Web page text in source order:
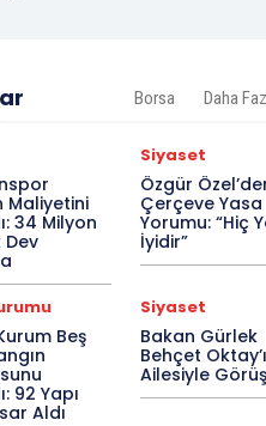
Borsa Daha
Maliyetini
34 Milyon
Siyaset
Özgür
Çerçeve Yasa
Yorumu: “Hiç
İyidir”
Beş
92 Yapı
Aldı
Siyaset
Bakan Gürlek
Behçet
Ailesiyle